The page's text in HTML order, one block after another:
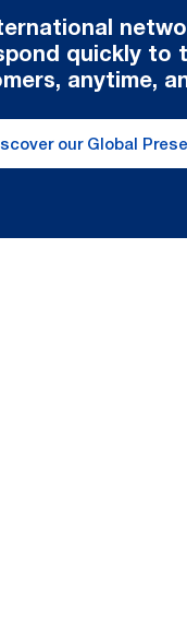
quickly to
anytime,
our Global